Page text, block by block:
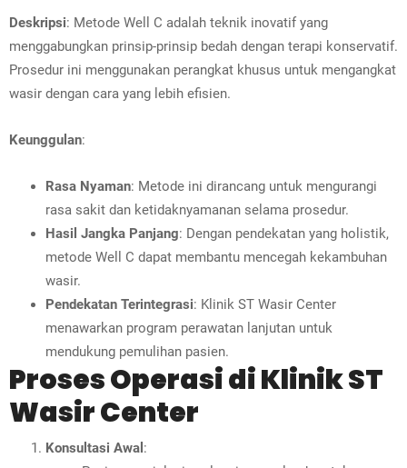
Deskripsi: Metode Well C adalah teknik inovatif yang
menggabungkan prinsip-prinsip bedah dengan terapi konservatif.
Prosedur ini menggunakan perangkat khusus untuk mengangkat
wasir dengan cara yang lebih efisien.
Keunggulan:
Rasa Nyaman: Metode ini dirancang untuk mengurangi
rasa sakit dan ketidaknyamanan selama prosedur.
Hasil Jangka Panjang: Dengan pendekatan yang holistik,
metode Well C dapat membantu mencegah kekambuhan
wasir.
Pendekatan Terintegrasi: Klinik ST Wasir Center
menawarkan program perawatan lanjutan untuk
mendukung pemulihan pasien.
Proses Operasi di Klinik ST
Wasir Center
Konsultasi Awal :